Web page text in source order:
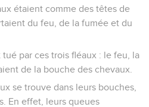
étaient comme des têtes de
du feu, de la fumée et du
par ces trois fléaux : le feu, la
de la bouche des chevaux.
se trouve dans leurs bouches,
En effet, leurs queues